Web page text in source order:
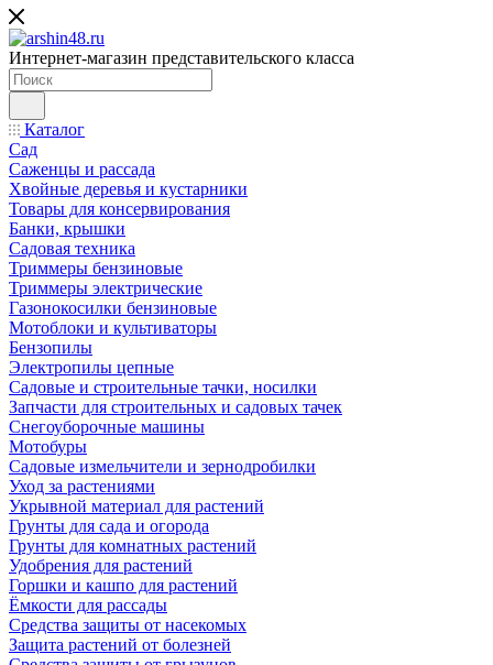
Интернет-магазин представительского класса
Каталог
Сад
Саженцы и рассада
Хвойные деревья и кустарники
Товары для консервирования
Банки, крышки
Садовая техника
Триммеры бензиновые
Триммеры электрические
Газонокосилки бензиновые
Мотоблоки и культиваторы
Бензопилы
Электропилы цепные
Садовые и строительные тачки, носилки
Запчасти для строительных и садовых тачек
Снегоуборочные машины
Мотобуры
Садовые измельчители и зернодробилки
Уход за растениями
Укрывной материал для растений
Грунты для сада и огорода
Грунты для комнатных растений
Удобрения для растений
Горшки и кашпо для растений
Ёмкости для рассады
Средства защиты от насекомых
Защита растений от болезней